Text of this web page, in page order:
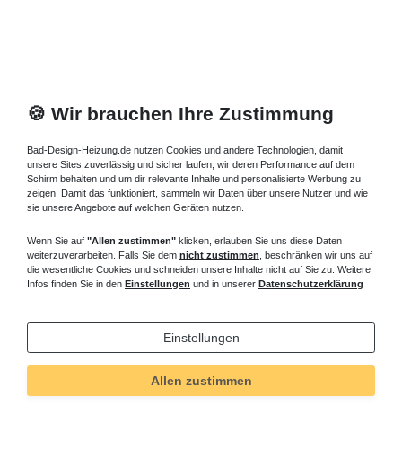
Technisches
Wert
Art.-ID 5193
🍪 Wir brauchen Ihre Zustimmung
Bad-Design-Heizung.de nutzen Cookies und andere Technologien, damit
unsere Sites zuverlässig und sicher laufen, wir deren Performance auf dem
Schirm behalten und um dir relevante Inhalte und personalisierte Werbung zu
zeigen. Damit das funktioniert, sammeln wir Daten über unsere Nutzer und wie
sie unsere Angebote auf welchen Geräten nutzen.
Wenn Sie auf "Allen zustimmen" klicken, erlauben Sie uns diese Daten
weiterzuverarbeiten. Falls Sie dem nicht zustimmen , beschränken wir uns auf
die wesentliche Cookies und schneiden unsere Inhalte nicht auf Sie zu. Weitere
Infos finden Sie in den Einstellungen und in unserer Datenschutzerklärung
Einstellungen
Allen zustimmen